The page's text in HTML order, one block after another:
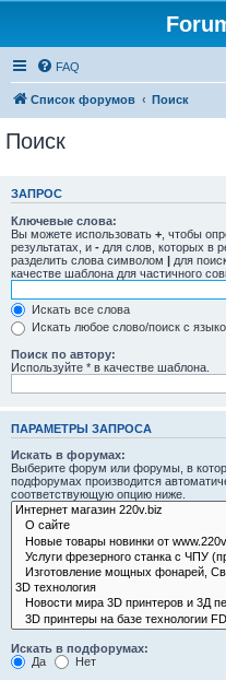
FAQ
Список форумов Поиск
Поиск
ЗАПРОС
Ключевые слова:
Вы можете использовать + , чтобы
результатах, и - для слов, которых в
разделить слова символом | для
качестве шаблона для частичного
Искать все слова
Искать любое слово/поиск с
Поиск по автору:
Используйте * в качестве шаблона.
ПАРАМЕТРЫ ЗАПРОСА
Искать в форумах:
Выберите форум или форумы, в
подфорумах производится
соответствующую опцию ниже.
Искать в подфорумах:
Да
Нет